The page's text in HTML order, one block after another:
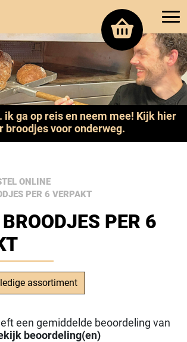
ga op reis en neem mee! Kijk hier
broodjes voor onderweg.
ONLINE
PER 6 VERPAKT
PER 6
assortiment
een gemiddelde beoordeling van
beoordeling(en)